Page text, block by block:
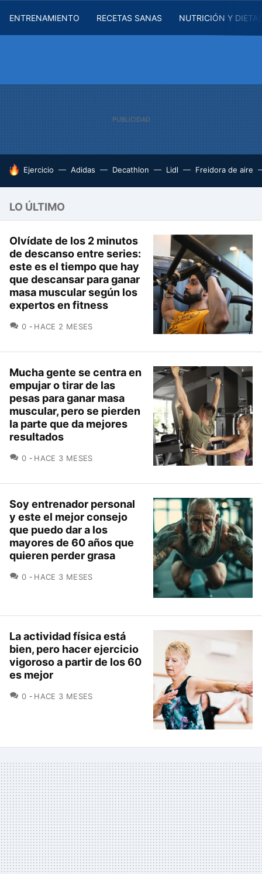
ENTRENAMIENTO RECETAS SANAS NUTRICIÓN Y
HOY SE HABLA DE
Ejercicio Adidas Decathlon Lidl Freidora de aire
LO ÚLTIMO
Olvídate de los 2 minutos
de descanso entre series:
este es el tiempo que hay
que descansar para ganar
masa muscular según los
expertos en fitness
0 COMENTARIOS
HACE 2 MESES
Mucha gente se centra en
empujar o tirar de las
pesas para ganar masa
muscular, pero se pierden
la parte que da mejores
resultados
0 COMENTARIOS
HACE 3 MESES
Soy entrenador personal
y este el mejor consejo
que puedo dar a los
mayores de 60 años que
quieren perder grasa
0 COMENTARIOS
HACE 3 MESES
La actividad física está
bien, pero hacer ejercicio
vigoroso a partir de los 60
es mejor
0 COMENTARIOS
HACE 3 MESES